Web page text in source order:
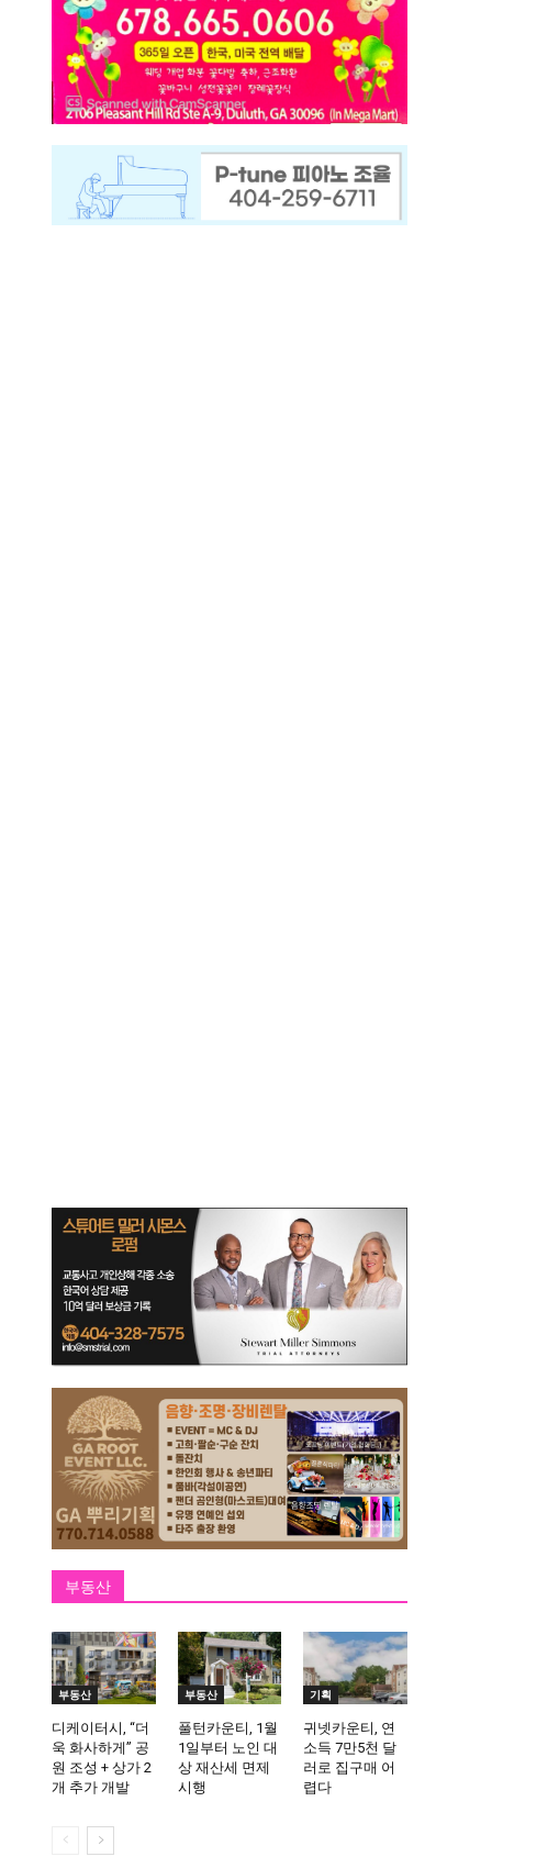
부동산
부동산
디케이터시, “더
욱 화사하게” 공
원 조성 + 상가 2
개 추가 개발
부동산
풀턴카운티, 1월
1일부터 노인 대
상 재산세 면제
시행
기획
귀넷카운티, 연
소득 7만5천 달
러로 집구매 어
렵다